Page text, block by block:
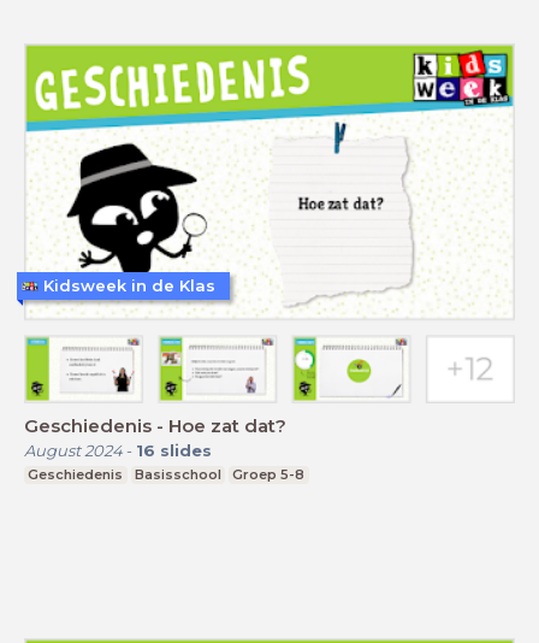
Geschiedenis - Hoe zat dat?
August 2024- 16 slides
Geschiedenis Basisschool Groep 5-8
Kidsweek in de Klas